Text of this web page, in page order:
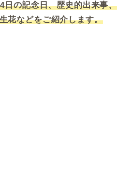
日の記念日、歴史的出来事、
花などをご紹介します。